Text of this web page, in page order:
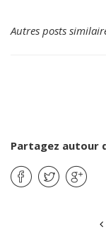
Autres posts
Partagez autour